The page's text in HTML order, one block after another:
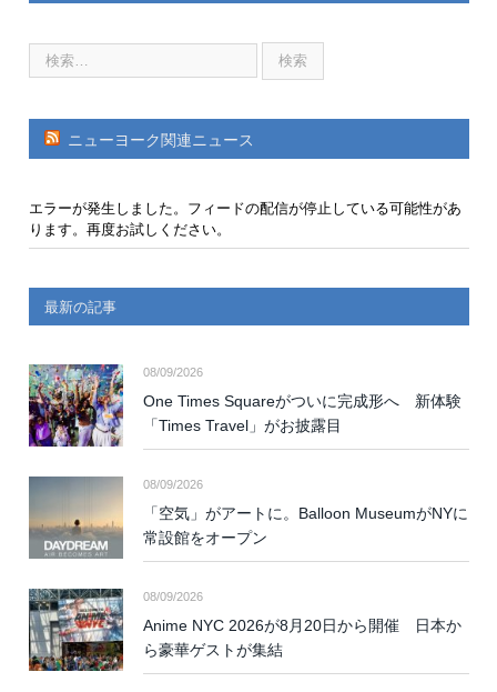
ニューヨーク関連ニュース
エラーが発生しました。フィードの配信が停止している可能性があ
ります。再度お試しください。
最新の記事
08/09/2026
One Times Squareがついに完成形へ 新体験
「Times Travel」がお披露目
08/09/2026
「空気」がアートに。Balloon MuseumがNYに
常設館をオープン
08/09/2026
Anime NYC 2026が8月20日から開催 日本か
ら豪華ゲストが集結